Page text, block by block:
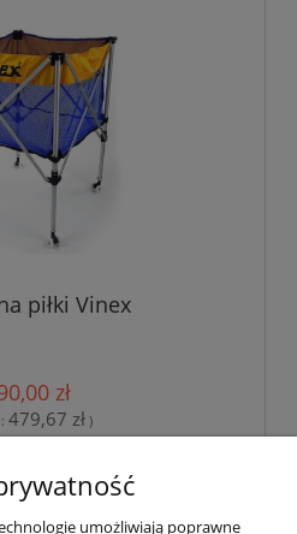
piłki Vinex
zł
479,67 zł)
umożliwiają poprawne